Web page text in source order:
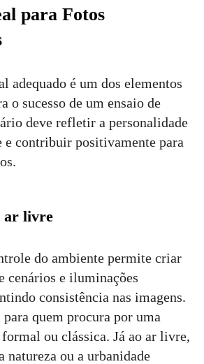
para Fotos
adequado é um dos elementos
o sucesso de um ensaio de
deve refletir a personalidade
e contribuir positivamente para
ar livre
do ambiente permite criar
cenários e iluminações
consistência nas imagens.
quem procura por uma
ou clássica. Já ao ar livre,
natureza ou a urbanidade